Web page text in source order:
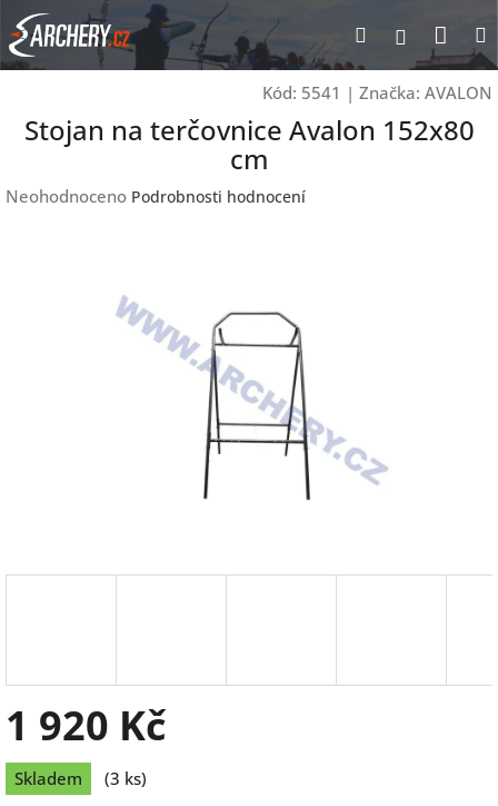
Přejít
na
obsah
Hledat
Kód: 5541 | Značka: AVALON
Stojan na terčovnice Avalon 152x80
cm
Průměrné
Neohodnoceno Podrobnosti hodnocení
1 920 Kč
Měrná
cena:
Skladem (3 ks)